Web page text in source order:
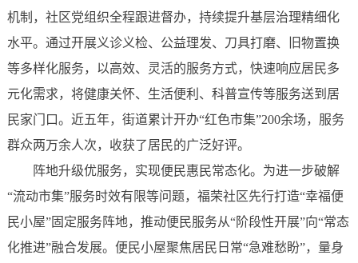
机制，社区党组织全程跟进督办，持续提升基层治理精细化
水平。通过开展义诊义检、公益理发、刀具打磨、旧物置换
等多样化服务，以高效、灵活的服务方式，快速响应居民多
元化需求，将健康关怀、生活便利、科普宣传等服务送到居
民家门口。近五年，街道累计开办“红色市集”200余场，服务
群众两万余人次，收获了居民的广泛好评。
阵地升级优服务，实现便民惠民常态化。为进一步破解
“流动市集”服务时效有限等问题，福荣社区先行打造“幸福便
民小屋”固定服务阵地，推动便民服务从“阶段性开展”向“常态
化推进”融合发展。便民小屋聚焦居民日常“急难愁盼”，量身